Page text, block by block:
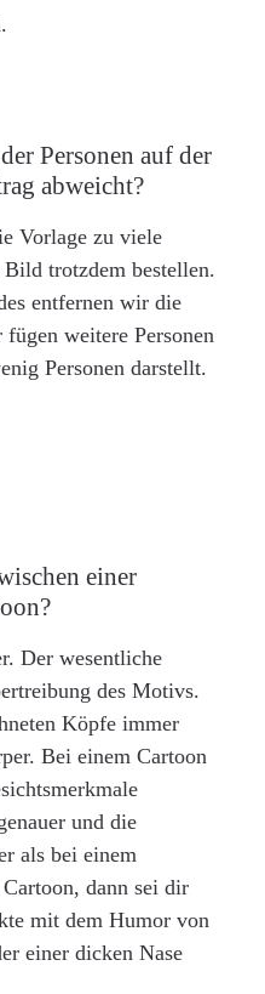
Personen auf der
abweicht?
Vorlage zu viele
Bild trotzdem bestellen.
entfernen wir die
fügen weitere Personen
Personen darstellt.
einer
Der wesentliche
des Motivs.
Köpfe immer
Bei einem Cartoon
und die
als bei einem
dann sei dir
mit dem Humor von
einer dicken Nase